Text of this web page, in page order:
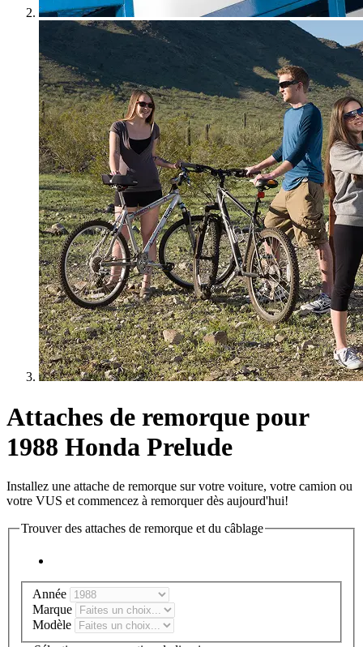
Attaches de remorque pour
1988 Honda Prelude
Installez une attache de remorque sur votre voiture, votre camion ou
votre VUS et commencez à remorquer dès aujourd'hui!
Trouver des attaches de remorque et du câblage
Année
Marque
Modèle